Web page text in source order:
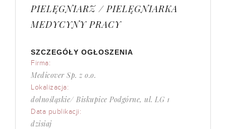
PIELĘGNIARZ / PIELĘGNIARKA
MEDYCYNY PRACY
SZCZEGÓŁY OGŁOSZENIA
Firma:
Medicover Sp. z o.o.
Lokalizacja:
dolnośląskie/ Biskupice Podgórne, ul. LG 1
Data publikacji:
dzisiaj